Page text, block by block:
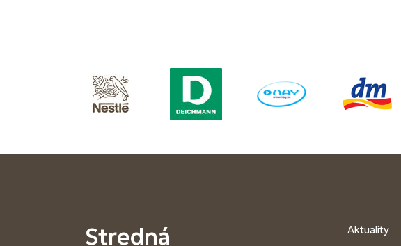
Stredná
Aktuality